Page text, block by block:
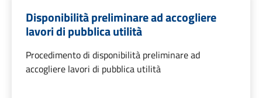
Disponibilità preliminare ad accogliere
lavori di pubblica utilità
Procedimento di disponibilità preliminare ad
accogliere lavori di pubblica utilità